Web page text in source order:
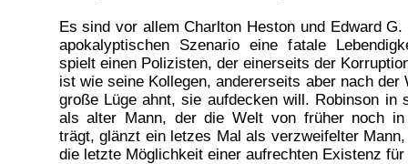
Es sind vor allem Charlton Heston und Edward
apokalyptischen Szenario eine fatale
spielt einen Polizisten, der einerseits der
ist wie seine Kollegen, andererseits aber nach der
große Lüge ahnt, sie aufdecken will. Robinson in
als alter Mann, der die Welt von früher noch in
trägt, glänzt ein letzes Mal als verzweifelter
die letzte Möglichkeit einer aufrechten Existenz